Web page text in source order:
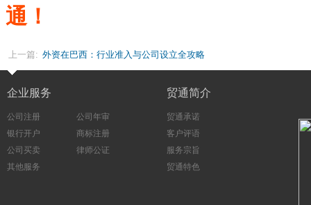
通！
上一篇: 外资在巴西：行业准入与公司设立全攻略
企业服务
公司注册
公司年审
银行开户
商标注册
公司买卖
律师公证
其他服务
贸通简介
贸通承诺
客户评语
服务宗旨
贸通特色